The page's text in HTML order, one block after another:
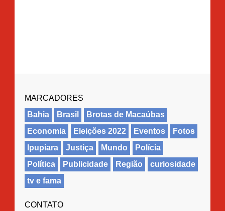
MARCADORES
Bahia
Brasil
Brotas de Macaúbas
Economia
Eleições 2022 Eventos
Fotos
Ipupiara
Justiça Mundo
Polícia
Política
Publicidade Região
curiosidade
tv e fama
CONTATO